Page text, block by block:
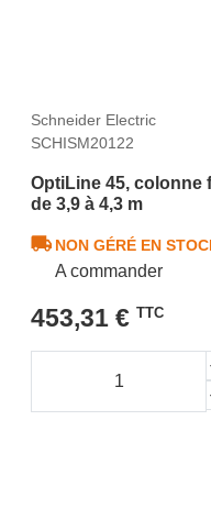
Schneider Electric
SCHISM20122
OptiLine 45, colonne
de 3,9 à 4,3 m
NON GÉRÉ EN
A commander
453,31 € TTC